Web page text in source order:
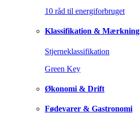
10 råd til energiforbruget
Klassifikation & Mærkning
Stjerneklassifikation
Green Key
Økonomi & Drift
Fødevarer & Gastronomi